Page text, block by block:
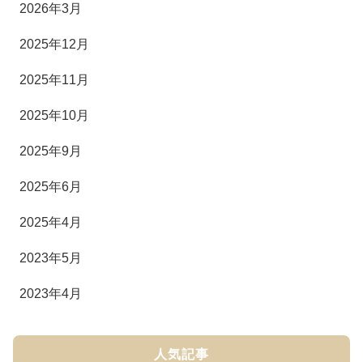
2026年3月
2025年12月
2025年11月
2025年10月
2025年9月
2025年6月
2025年4月
2023年5月
2023年4月
人気記事